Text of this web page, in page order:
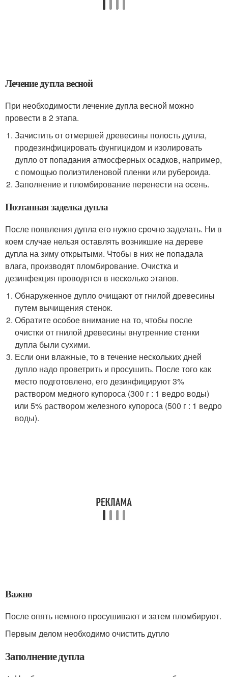
Лечение дупла весной
При необходимости лечение дупла весной можно
провести в 2 этапа.
Зачистить от отмершей древесины полость дупла,
продезинфицировать фунгицидом и изолировать
дупло от попадания атмосферных осадков, например,
с помощью полиэтиленовой пленки или рубероида.
Заполнение и пломбирование перенести на осень.
Поэтапная заделка дупла
После появления дупла его нужно срочно заделать. Ни в
коем случае нельзя оставлять возникшие на дереве
дупла на зиму открытыми. Чтобы в них не попадала
влага, производят пломбирование. Очистка и
дезинфекция проводятся в несколько этапов.
Обнаруженное дупло очищают от гнилой древесины
путем вычищения стенок.
Обратите особое внимание на то, чтобы после
очистки от гнилой древесины внутренние стенки
дупла были сухими.
Если они влажные, то в течение нескольких дней
дупло надо проветрить и просушить. После того как
место подготовлено, его дезинфицируют 3%
раствором медного купороса (300 г : 1 ведро воды)
или 5% раствором железного купороса (500 г : 1 ведро
воды).
Важно
После опять немного просушивают и затем пломбируют.
Первым делом необходимо очистить дупло
Заполнение дупла